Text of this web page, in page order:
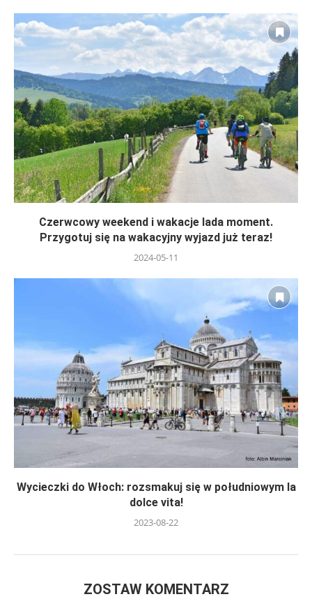
Czerwcowy weekend i wakacje lada moment.
Przygotuj się na wakacyjny wyjazd już teraz!
2024-05-11
Wycieczki do Włoch: rozsmakuj się w południowym la
dolce vita!
2023-08-22
ZOSTAW KOMENTARZ